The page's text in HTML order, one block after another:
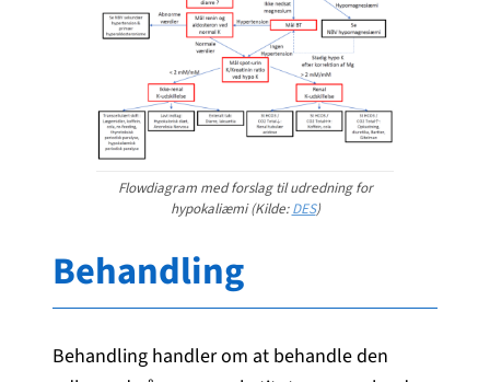
Flowdiagram med forslag til udredning for
hypokaliæmi (Kilde:DES)
Behandling
Behandling handler om at behandle den